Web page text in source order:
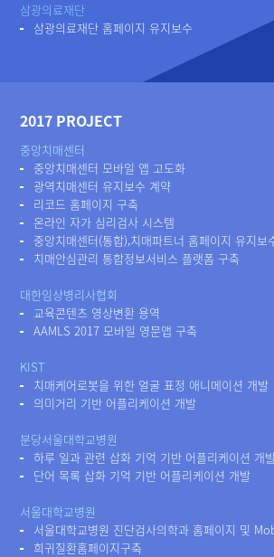
삼광의료재단
삼광의료재단 홈페이지 유지보수
2017 PROJECT
중앙치매센터
중앙치매센터 모바일 앱 고도화
광역치매센터 유지보수 계약
리코드 홈페이지 구축
온라인 자가 심리검사 시스템
중앙치매센터(통합),치매파트너 홈페이지 유지보
치매안심관리 통합정보서비스 플랫폼 구축
대한임상병리사협회
교육콘텐츠 영상변환 용역
AAMLS 2017 모바일 영문앱 구축
KIST
치매케어로봇을 위한 얼굴 표정 애니메이션 개발
의미거리 기반 어플리케이션 개발
분당서울대학교병원
하루 일과 관련 삽화 기억 기반 어플리케이션 개
단어 목록 삽화 기억 기반 어플리케이션 개발
서울대학교병원
서울대학교병원 진단검사의학과 홈페이지 및
희귀질환홈페이지구축